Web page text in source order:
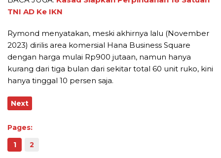
TNI AD Ke IKN
Rymond menyatakan, meski akhirnya lalu (November
2023) dirilis area komersial Hana Business Square
dengan harga mulai Rp900 jutaan, namun hanya
kurang dari tiga bulan dari sekitar total 60 unit ruko, kini
hanya tinggal 10 persen saja.
Next
Pages:
1
2